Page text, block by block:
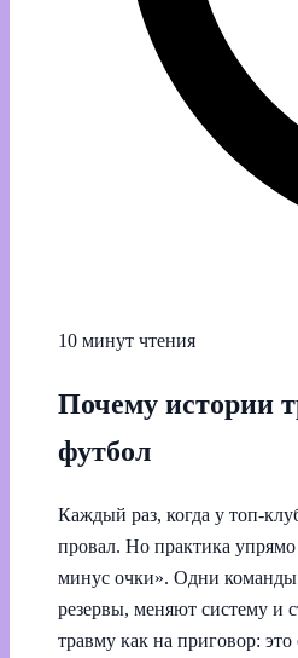
10 минут чтения
Почему истории
футбол
Каждый раз, когда у топ-
провал. Но практика
минус очки». Одни команды
резервы, меняют систему и
травму как на приговор: